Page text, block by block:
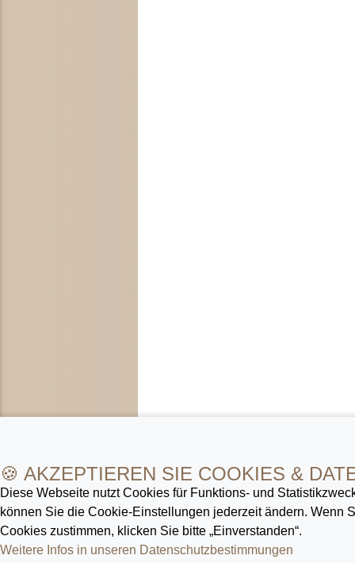
🍪 AKZEPTIEREN SIE COOKIES &
Diese Webseite nutzt Cookies für Funktions- und
können Sie die Cookie-Ein­stellungen jederzeit ändern. Wenn
Cookies zustimmen, klicken Sie bitte „Einverstanden“.
Weitere Infos in unseren Datenschutz­bestimmungen